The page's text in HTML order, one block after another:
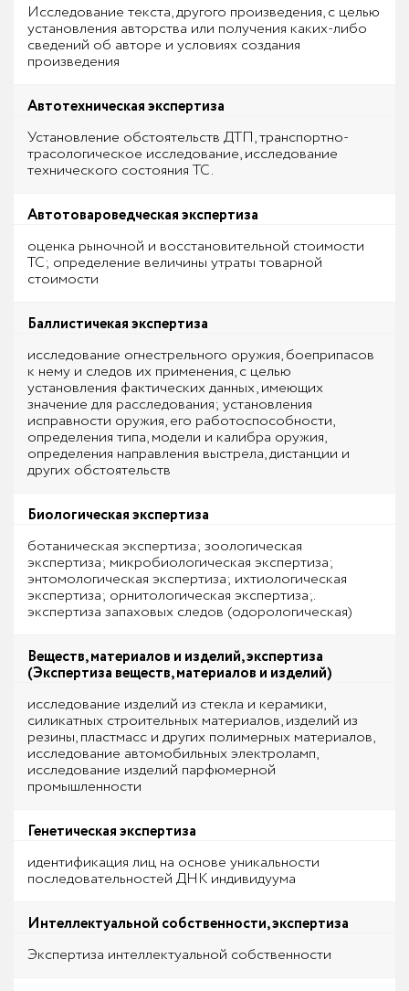
Исследование текста, другого произведения, с целью
установления авторства или получения каких-либо
сведений об авторе и условиях создания
произведения
Автотехническая экспертиза
Установление обстоятельств ДТП, транспортно-
трасологическое исследование, исследование
технического состояния ТС.
Автотовароведческая экспертиза
оценка рыночной и восстановительной стоимости
ТС; определение величины утраты товарной
стоимости
Баллистичекая экспертиза
исследование огнестрельного оружия, боеприпасов
к нему и следов их применения, с целью
установления фактических данных, имеющих
значение для расследования; установления
исправности оружия, его работоспособности,
определения типа, модели и калибра оружия,
определения направления выстрела, дистанции и
других обстоятельств
Биологическая экспертиза
ботаническая экспертиза; зоологическая
экспертиза; микробиологическая экспертиза;
энтомологическая экспертиза; ихтиологическая
экспертиза; орнитологическая экспертиза;.
экспертиза запаховых следов (одорологическая)
Веществ, материалов и изделий, экспертиза
(Экспертиза веществ, материалов и изделий)
исследование изделий из стекла и керамики,
силикатных строительных материалов, изделий из
резины, пластмасс и других полимерных материалов,
исследование автомобильных электроламп,
исследование изделий парфюмерной
промышленности
Генетическая экспертиза
идентификация лиц на основе уникальности
последовательностей ДНК индивидуума
Интеллектуальной собственности, экспертиза
Экспертиза интеллектуальной собственности